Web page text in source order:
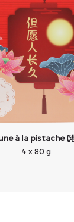
à la pistache (
4 x 80 g